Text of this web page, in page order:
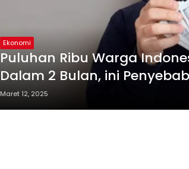
Ekonomi
Puluhan Ribu Warga
Dalam 2 Bulan, ini
Maret 12, 2025